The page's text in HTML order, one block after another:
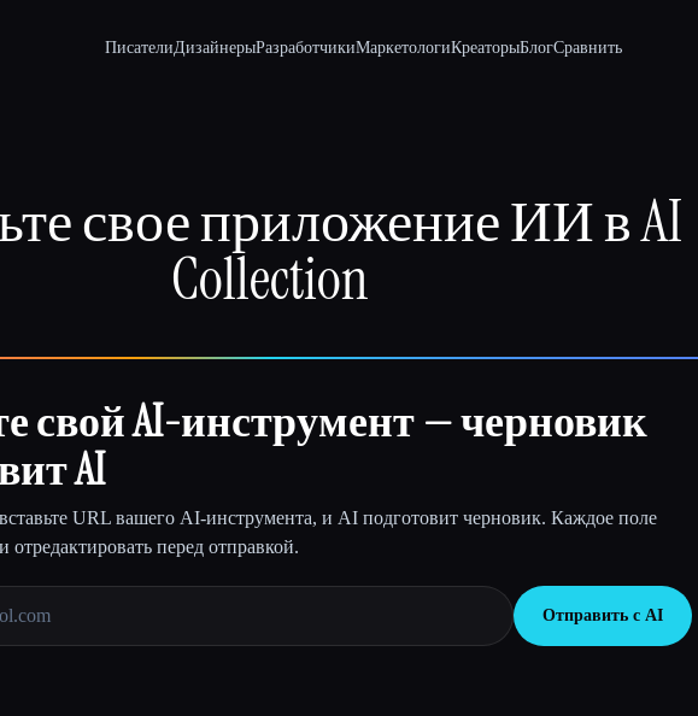
ПисателиДизайнерыРазработчикиМаркетологиКреаторыБлогСравнить
свое приложение ИИ в AI
Collection
свой AI-инструмент — черновик
AI
URL вашего AI-инструмента, и AI подготовит черновик. Каждое поле
перед отправкой.
Отправить с AI